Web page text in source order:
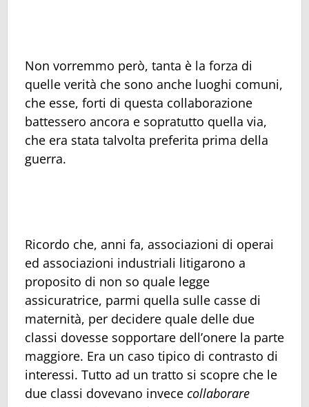
Non vorremmo però, tanta è la forza di
quelle verità che sono anche luoghi comuni,
che esse, forti di questa collaborazione
battessero ancora e sopratutto quella via,
che era stata talvolta preferita prima della
guerra.
Ricordo che, anni fa, associazioni di operai
ed associazioni industriali litigarono a
proposito di non so quale legge
assicuratrice, parmi quella sulle casse di
maternità, per decidere quale delle due
classi dovesse sopportare dell’onere la parte
maggiore. Era un caso tipico di contrasto di
interessi. Tutto ad un tratto si scopre che le
due classi dovevano invece collaborare